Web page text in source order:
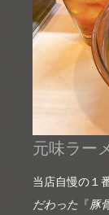
元味ラ
当店自慢の１
だわった 『豚